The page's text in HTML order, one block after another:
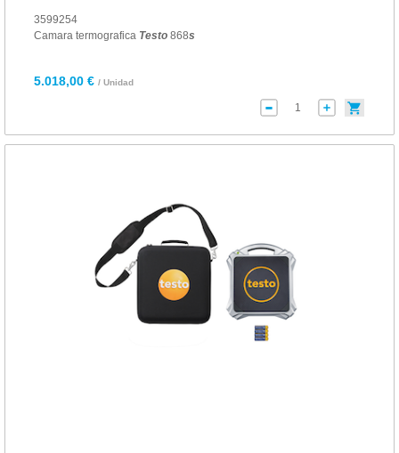
3599254
Camara termografica Testo868s
5.018,00 € / Unidad